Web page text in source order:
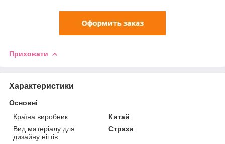
Приховати
Характеристики
Основні
Країна виробник
Китай
Вид матеріалу для
дизайну нігтів
Стрази